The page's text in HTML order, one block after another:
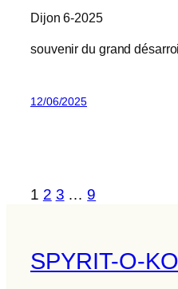
Dijon 6-2025
souvenir du grand
12/06/2025
1 2 3 … 9
SPYRIT-O-